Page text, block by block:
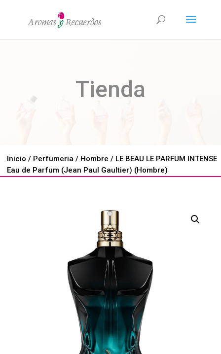
Tienda
Inicio / Perfumeria / Hombre / LE BEAU LE PARFUM INTENSE
Eau de Parfum (Jean Paul Gaultier) (Hombre)